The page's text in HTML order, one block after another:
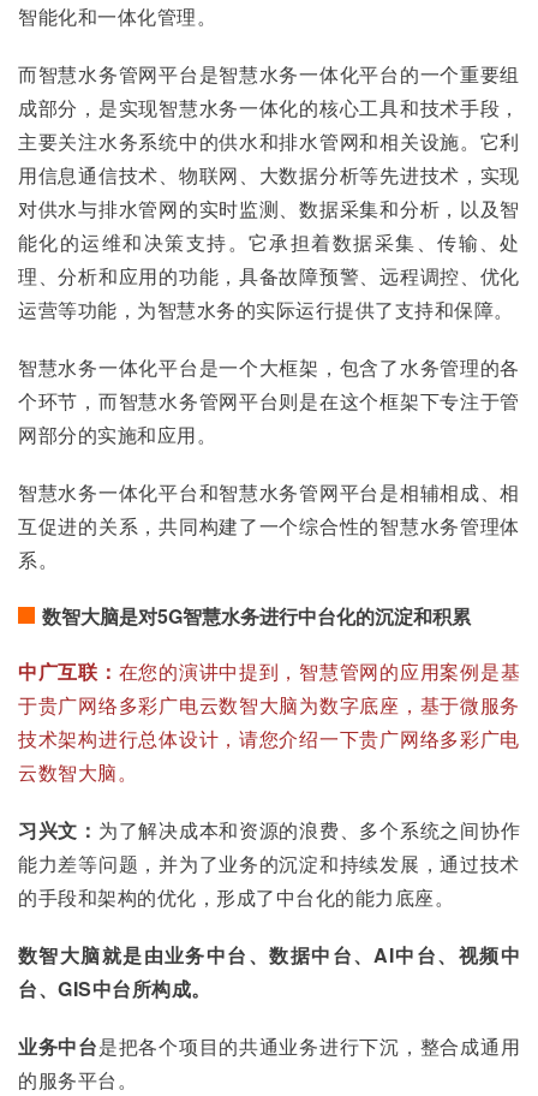
智能化和一体化管理。
而智慧水务管网平台是智慧水务一体化平台的一个重要组
成部分，是实现智慧水务一体化的核心工具和技术手段，
主要关注水务系统中的供水和排水管网和相关设施。它利
用信息通信技术、物联网、大数据分析等先进技术，实现
对供水与排水管网的实时监测、数据采集和分析，以及智
能化的运维和决策支持。它承担着数据采集、传输、处
理、分析和应用的功能，具备故障预警、远程调控、优化
运营等功能，为智慧水务的实际运行提供了支持和保障。
智慧水务一体化平台是一个大框架，包含了水务管理的各
个环节，而智慧水务管网平台则是在这个框架下专注于管
网部分的实施和应用。
智慧水务一体化平台和智慧水务管网平台是相辅相成、相
互促进的关系，共同构建了一个综合性的智慧水务管理体
系。
数智大脑是对5G智慧水务进行中台化的沉淀和积累
中广互联： 在您的演讲中提到，智慧管网的应用案例是基
于贵广网络多彩广电云数智大脑为数字底座，基于微服务
技术架构进行总体设计，请您介绍一下贵广网络多彩广电
云数智大脑。
习兴文： 为了解决成本和资源的浪费、多个系统之间协作
能力差等问题，并为了业务的沉淀和持续发展，通过技术
的手段和架构的优化，形成了中台化的能力底座。
数智大脑就是由业务中台、数据中台、AI中台、视频中
台、GIS中台所构成。
业务中台是把各个项目的共通业务进行下沉，整合成通用
的服务平台。